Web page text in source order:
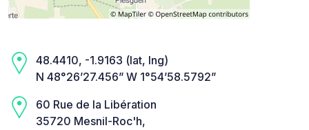
48.4410, -1.9163 (lat, lng)
N 48°26’27.456” W 1°54’58.5792”
60 Rue de la Libération
35720 Mesnil-Roc'h,